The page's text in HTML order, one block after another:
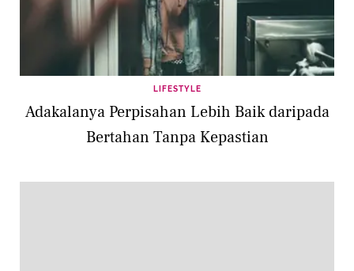
LIFESTYLE
Adakalanya Perpisahan Lebih Baik daripada
Bertahan Tanpa Kepastian